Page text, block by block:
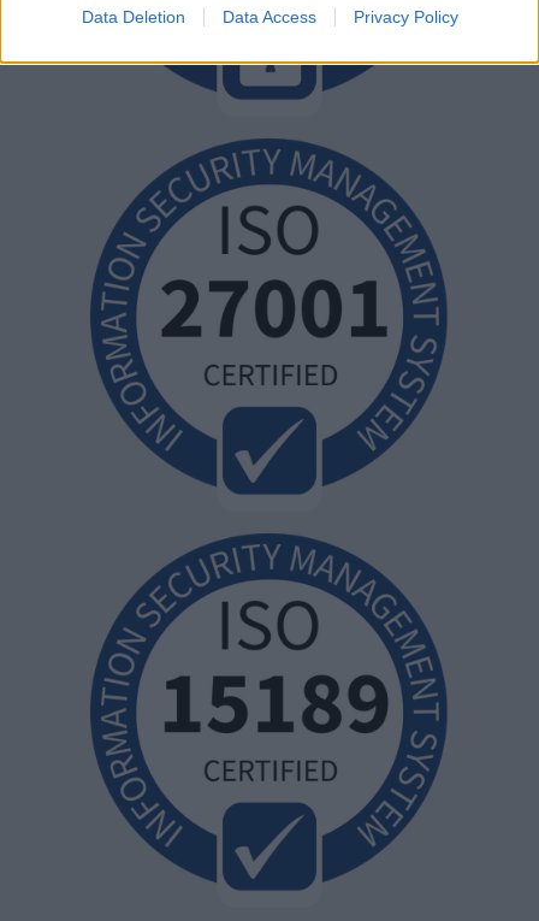
Data Deletion Data Access Privacy Policy